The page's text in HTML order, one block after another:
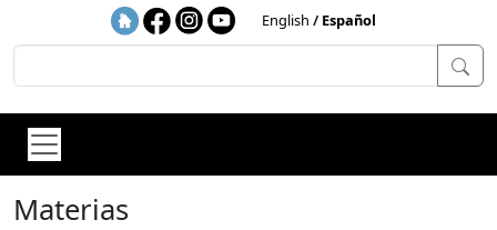
English Español
Materias